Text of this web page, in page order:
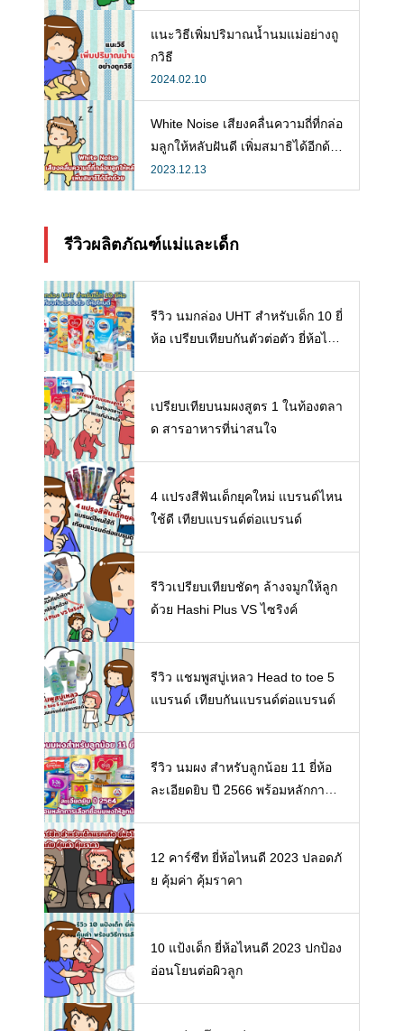
แนะวิธีเพิ่มปริมาณน้ำนมแม่อย่างถู
กวิธี
2024.02.10
White Noise เสียงคลื่นความถี่ที่กล่อ
มลูกให้หลับฝันดี เพิ่มสมาธิได้อีกด้ว
ย
2023.12.13
รีวิวผลิตภัณฑ์แม่และเด็ก
รีวิว นมกล่อง UHT สำหรับเด็ก 10 ยี่
ห้อ เปรียบเทียบกันตัวต่อตัว ยี่ห้อไห
เปรียบเทียบนมผงสูตร 1 ในท้องตลา
ด สารอาหารที่น่าสนใจ
4 แปรงสีฟันเด็กยุคใหม่ แบรนด์ไหน
ใช้ดี เทียบแบรนด์ต่อแบรนด์
รีวิวเปรียบเทียบชัดๆ ล้างจมูกให้ลูก
ด้วย Hashi Plus VS ไซริงค์
รีวิว แชมพูสบู่เหลว Head to toe 5
แบรนด์ เทียบกันแบรนด์ต่อแบรนด์
รีวิว นมผง สำหรับลูกน้อย 11 ยี่ห้อ
ละเอียดยิบ ปี 2566 พร้อมหลักการเ
12 คาร์ซีท ยี่ห้อไหนดี 2023 ปลอดภั
ย คุ้มค่า คุ้มราคา
10 แป้งเด็ก ยี่ห้อไหนดี 2023 ปกป้อง
อ่อนโยนต่อผิวลูก